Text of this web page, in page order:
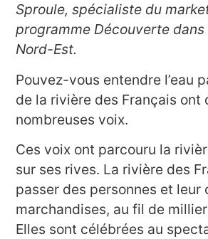
Sproule, spécialiste du
programme Découverte dans
Nord-Est.
Pouvez-vous entendre l’eau
de la rivière des Français ont
nombreuses voix.
Ces voix ont parcouru la
sur ses rives. La rivière des
passer des personnes et leur
marchandises, au fil de
Elles sont célébrées au